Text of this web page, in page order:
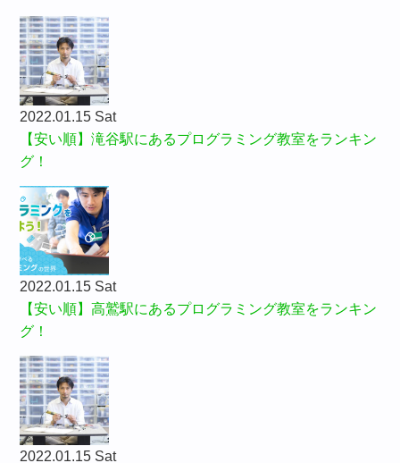
2022.01.15 Sat
【安い順】滝谷駅にあるプログラミング教室をランキン
グ！
2022.01.15 Sat
【安い順】高鷲駅にあるプログラミング教室をランキン
グ！
2022.01.15 Sat